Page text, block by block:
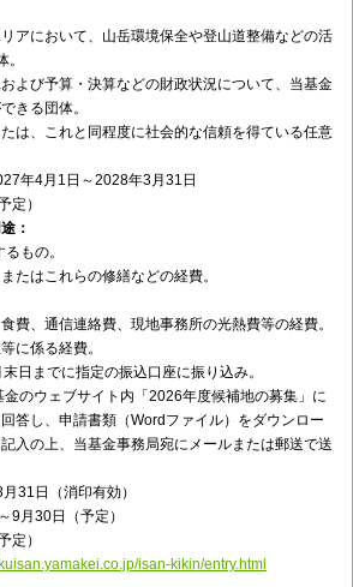
アにおいて、山岳環境保全や登山道整備などの活
よび予算・決算などの財政状況について、当基金
きる団体。
は、これと同程度に社会的な信頼を得ている任意
年4月1日～2028年3月31日
定）
：
もの。
たはこれらの修繕などの経費。
費、通信連絡費、現地事務所の光熱費等の経費。
に係る経費。
日までに指定の振込口座に振り込み。
金のウェブサイト内「2026年度候補地の募集」に
答し、申請書類（Wordファイル）をダウンロー
入の上、当基金事務局宛にメールまたは郵送で送
31日（消印有効）
9月30日（予定）
定）
isan-kikin/entry.html